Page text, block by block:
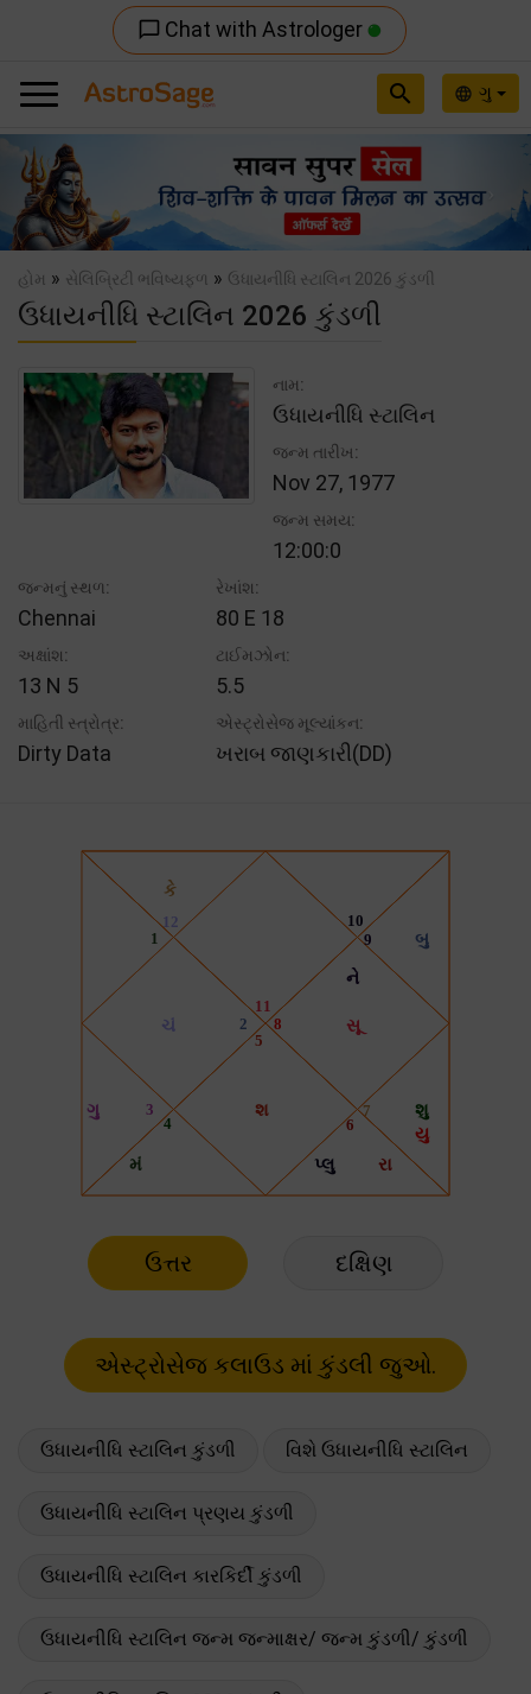
chat_bubble_outline Chat with Astrologer
language ગુ
search
Previous
હોમ » સેલિબ્રિટી ભવિષ્યફળ » ઉધાયનીધિ સ્ટાલિન 2026 કુંડળી
ઉધાયનીધિ સ્ટાલિન 2026 કુંડળી
નામ:
ઉધાયનીધિ સ્ટાલિન
જન્મ તારીખ:
Nov 27, 1977
જન્મ સમય:
12:00:0
જન્મનું સ્થળ:
Chennai
રેખાંશ:
80 E 18
અક્ષાંશ:
13 N 5
ટાઈમઝોન:
5.5
માહિતી સ્ત્રોત્ર:
Dirty Data
એસ્ટ્રોસેજ મૂલ્યાંકન:
ખરાબ જાણકારી(DD)
ઉત્તર દક્ષિણ
ઉધાયનીધિ સ્ટાલિન કુંડળી વિશે ઉધાયનીધિ સ્ટાલિન
ઉધાયનીધિ સ્ટાલિન પ્રણય કુંડળી
ઉધાયનીધિ સ્ટાલિન કારકિર્દી કુંડળી
ઉધાયનીધિ સ્ટાલિન જન્મ જન્માક્ષર/ જન્મ કુંડળી/ કુંડળી